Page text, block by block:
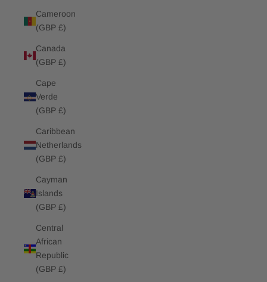
Cameroon
(GBP £)
Canada
(GBP £)
Cape
Verde
(GBP £)
Caribbean
Netherlands
(GBP £)
Cayman
Islands
(GBP £)
Central
African
Republic
(GBP £)